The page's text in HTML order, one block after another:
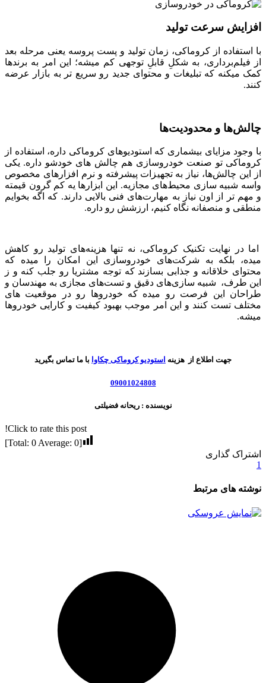
افزایش سرعت تولید
با استفاده از کروماکی، زمان تولید و پست ‌پروسه یعنی مرحله بعد
از فیلم‌برداری، به‌ شکلِ قابلِ ‌توجهی کم میشه؛ این امر به برندها
کمک میکنه که تبلیغات و محتوای جدید رو سریع ‌تر به بازار عرضه
کنند.
چالش‌ها و محدودیت‌ها
با وجود مزایای بیشماری که استودیوهای کروماکی داره، استفاده از
کروماکی تو صنعت خودروسازی هم چالش های خودشو داره. یکی
از این چالش‌ها، نیاز به تجهیزات پیشرفته و نرم ‌افزارهای مخصوص
واسه شبیه ‌سازی محیط‌های مجازیه. این ابزارها یه کم گرون قیمته
و مهم تر از اون نیاز به مهارت‌های فنی بالایی دارند. که اگه بخوایم
منطقی و منصفانه نگاه کنیم، ارزشش رو داره.
اما در نهایت تکنیک کروماکی، نه تنها هزینه‌های تولید رو کاهش
میده، بلکه به شرکت‌های خودروسازی این امکان را میده که
محتوای خلاقانه و جذابی بسازند که توجه مشتریا رو جلب کنه و ز
این طرف، شبیه ‌سازی‌های دقیق و تست‌های مجازی به مهندسان و
طراحان این فرصت رو میده که خودروها رو در موقعیت های
مختلف تست کنند و این امر موجب بهبود کیفیت و کارایی خودروها
میشه.
جهت اطلاع از هزینه استودیو کروماکی چکاوا با ما تماس بگیرید
09001024808
نویسنده : ریحانه فضیلتی
Click to rate this post!
[Total:
0 Average: 0
]
اشتراک گذاری
1
نوشته های مرتبط